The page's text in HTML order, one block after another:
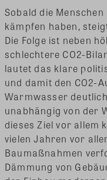
Sobald die
kämpfen haben,
Die Folge ist neben
schlechtere CO2-
lautet das klare
und damit den CO2-
Warmwasser
unabhängig von der
dieses Ziel vor allem
vielen Jahren vor
Baumaßnahmen
Dämmung von